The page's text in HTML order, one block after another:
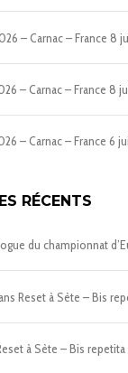
– Carnac – France 8
– Carnac – France 8
– Carnac – France 6
RÉCENTS
du championnat
Reset à Sète – Bis
à Sète – Bis repetita